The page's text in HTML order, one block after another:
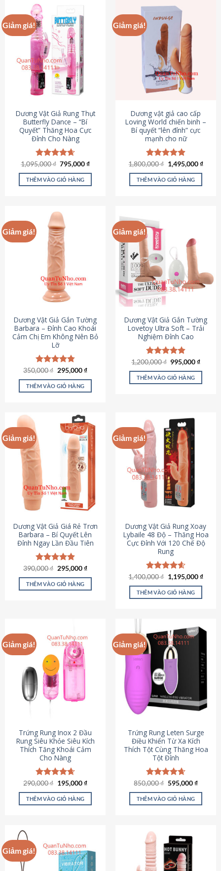
Giảm giá!
Dương Vật Giả Rung Thụt
Butterfly Dance – “Bí
Quyết” Thăng Hoa Cực
Đỉnh Cho Nàng
Được xếp
hạng4.65
5 sao
1,095,000₫ Giá
là:
1,095,000 ₫.
795,000₫Giá
tại
THÊM VÀO GIỎ HÀNG
Giảm giá!
Dương vật giả cao cấp
Loving World chiến binh –
Bí quyết “lên đỉnh” cực
mạnh cho nữ
Được xếp
hạng4.89
5 sao
1,800,000₫ Giá
gốc
là:
1,800,000 ₫.
1,495,000₫Giá
THÊM VÀO GIỎ HÀNG
Giảm giá!
Dương Vật Giả Gắn Tường
Barbara – Đỉnh Cao Khoái
Cảm Chị Em Không Nên Bỏ
Lỡ
Được xếp
hạng4.79
5 sao
350,000₫ Giá
là:
350,000 ₫.
295,000₫Giá
tại
THÊM VÀO GIỎ HÀNG
Giảm giá!
Dương Vật Giả Gắn Tường
Lovetoy Ultra Soft – Trải
Nghiệm Đỉnh Cao
Được xếp
hạng4.82
5 sao
1,200,000₫ Giá
là:
1,200,000 ₫.
995,000₫Giá
tại
THÊM VÀO GIỎ HÀNG
Giảm giá!
Dương Vật Giả Giá Rẻ Trơn
Barbara – Bí Quyết Lên
Đỉnh Ngay Lần Đầu Tiên
Được xếp
hạng4.90
5 sao
390,000₫ Giá
là:
390,000 ₫.
295,000₫Giá
tại
THÊM VÀO GIỎ HÀNG
Giảm giá!
Dương Vật Giả Rung Xoay
Lybaile 48 Độ – Thăng Hoa
Cực Đỉnh Với 120 Chế Độ
Rung
Được xếp
hạng4.62
5 sao
1,400,000₫ Giá
gốc
là:
1,400,000 ₫.
1,195,000₫Giá
THÊM VÀO GIỎ HÀNG
Giảm giá!
Trứng Rung Inox 2 Đầu
Rung Siêu Khỏe Siêu Kích
Thích Tăng Khoái Cảm
Cho Nàng
Được xếp
hạng4.64
5 sao
290,000₫ Giá
là:
290,000 ₫.
195,000₫Giá
tại
THÊM VÀO GIỎ HÀNG
Giảm giá!
Trứng Rung Leten Surge
Điều Khiển Từ Xa Kích
Thích Tột Cùng Thăng Hoa
Tột Đỉnh
Được xếp
hạng4.69
5 sao
850,000₫ Giá
là:
850,000 ₫.
595,000₫Giá
tại
THÊM VÀO GIỎ HÀNG
Giảm giá!